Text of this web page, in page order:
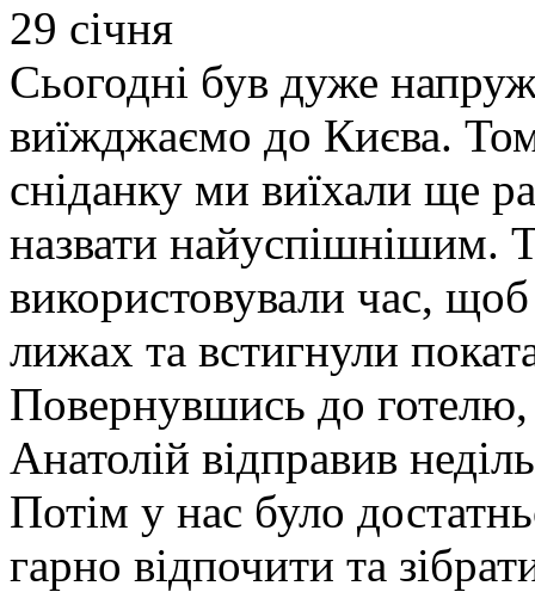
29 січня
Сьогодні був дуже
виїжджаємо до Києва.
сніданку ми виїхали ще
назвати найуспішнішим.
використовували час,
лижах та встигнули
Повернувшись до
Анатолій відправив
Потім у нас було
гарно відпочити та